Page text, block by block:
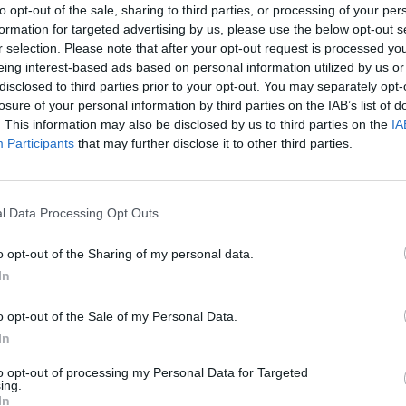
opt-out of the sale, sharing to third parties, or processing of your
for targeted advertising by us, please use the below opt-out
selection. Please note that after your opt-out request is processed
interest-based ads based on personal information utilized by us
to third parties prior to your opt-out. You may separately
of your personal information by third parties on the IAB’s list of
This information may also be disclosed by us to third parties on the
Participants that may further disclose it to other third parties.
Data Processing Opt Outs
opt-out of the Sharing of my personal data.
opt-out of the Sale of my Personal Data.
opt-out of processing my Personal Data for Targeted
, ha valorat molt positivament el
que "superar els 80.000 visitants
creixent i consolidant-se com un
una gran oportunitat per a mostrar la
dels nostres agricultors, a més de
el municipi"
ha sigut UNIPRO
Perelló, expositor principal del certamen
La cooperativa ha registrat unes xifres
superar els 19.000 kg de tomaca venuts
un
LO